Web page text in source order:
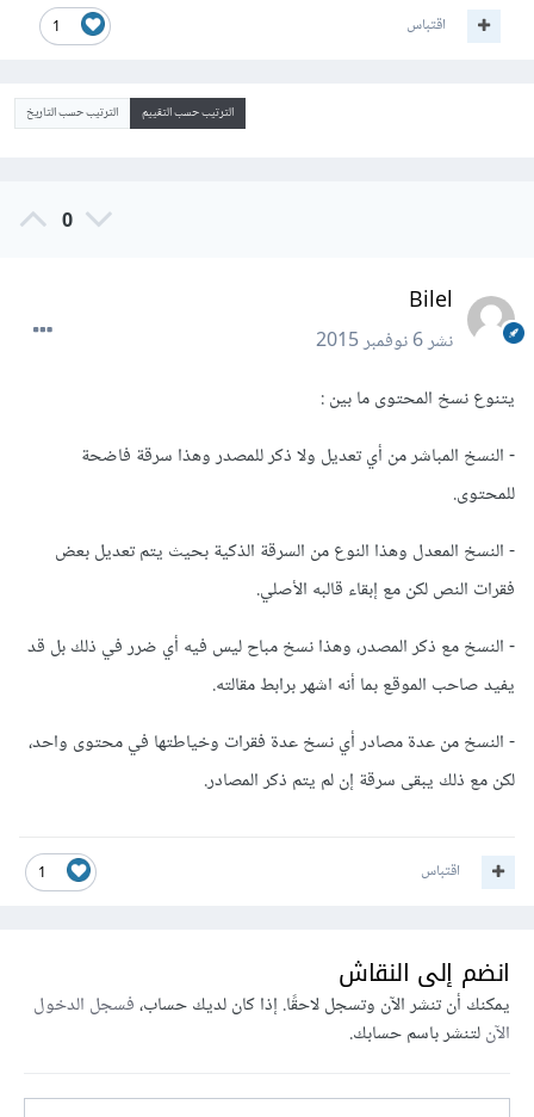
1 اقتباس
الترتيب حسب التقييم الترتيب حسب التاريخ
0
Bilel
نشر6 نوفمبر 2015
يتنوع نسخ المحتوى ما بين :
- النسخ المباشر من أي تعديل ولا ذكر للمصدر وهذا سرقة فاضحة
للمحتوى.
- النسخ المعدل وهذا النوع من السرقة الذكية بحيث يتم تعديل بعض
فقرات النص لكن مع إبقاء قالبه الأصلي.
- النسخ مع ذكر المصدر، وهذا نسخ مباح ليس فيه أي ضرر في ذلك بل قد
يفيد صاحب الموقع بما أنه اشهر برابط مقالته.
- النسخ من عدة مصادر أي نسخ عدة فقرات وخياطتها في محتوى واحد،
لكن مع ذلك يبقى سرقة إن لم يتم ذكر المصادر.
1 اقتباس
انضم إلى النقاش
يمكنك أن تنشر الآن وتسجل لاحقًا. إذا كان لديك حساب،فسجل الدخول
الآنلتنشر باسم حسابك.